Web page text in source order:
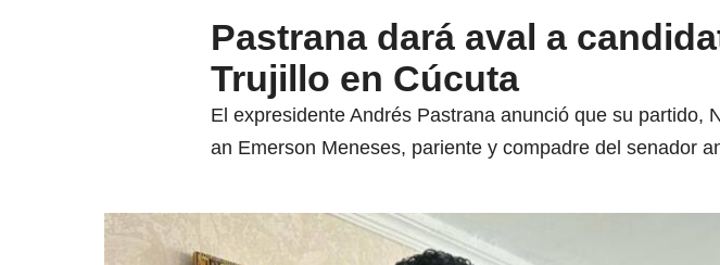
Pastrana dará aval a
Trujillo en Cúcuta
El expresidente Andrés Pastrana anunció que su partido,
an Emerson Meneses, pariente y compadre del senador